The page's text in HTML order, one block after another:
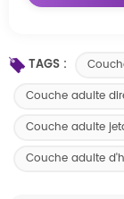
TAGS :
Couche adulte
Couche adulte
Couche adulte